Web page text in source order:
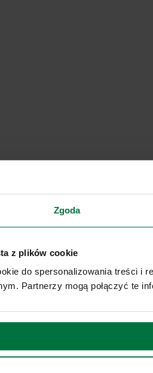
Zgoda
z plików cookie
do spersonalizowania treści i
Partnerzy mogą połączyć te